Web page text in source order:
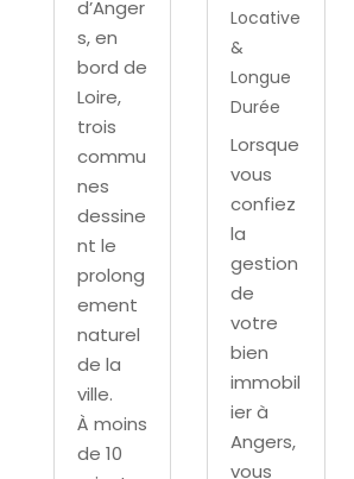
d’Anger
s, en
bord de
Loire,
trois
commu
nes
dessine
nt le
prolong
ement
naturel
de la
ville.
À moins
de 10
Locative
&
Longue
Durée
Lorsque
vous
confiez
la
gestion
de
votre
bien
immobil
ier à
Angers,
vous